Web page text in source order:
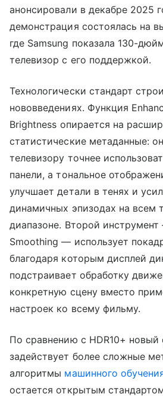
анонсировали в декабре 2025
демонстрация состоялась на
где Samsung показала 130-
телевизор с его поддержкой.
Технологически стандарт
нововведениях. Функция
Brightness опирается на
статистические метаданные:
телевизору точнее
панели, а тональное
улучшает детали в тенях и
динамичных эпизодах на всем
диапазоне. Второй
Smoothing — использует
благодаря которым дисплей
подстраивает обработку
конкретную сцену вместо
настроек ко всему фильму.
По сравнению с HDR10+ новый
задействует более сложные
алгоритмы машинного
остается открытым